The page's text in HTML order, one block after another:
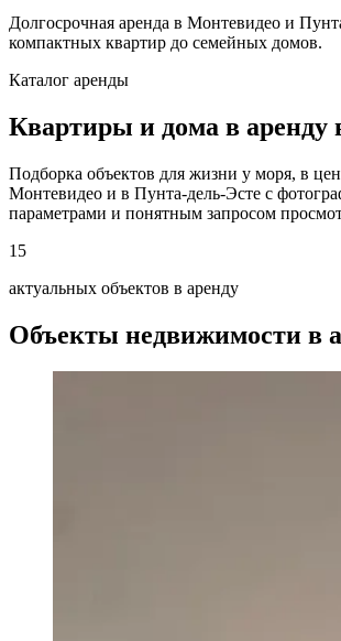
Долгосрочная аренда в Монтевидео и
компактных квартир до семейных домов.
Каталог аренды
Квартиры и дома в аренду
Подборка объектов для жизни у моря, в
Монтевидео и в Пунта-дель-Эсте с
параметрами и понятным запросом
15
актуальных объектов в аренду
Объекты недвижимости в